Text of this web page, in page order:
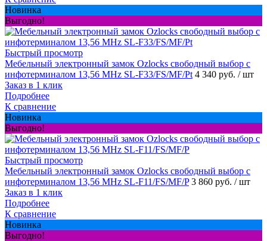
Новинка
Выгодно!
Быстрый просмотр
Мебельный электронный замок Ozlocks свободный выбор с
инфотерминалом 13,56 MHz SL-F33/FS/MF/Pt 4 340 руб. / шт
Заказ в 1 клик
Подробнее
К сравнение
Новинка
Выгодно!
Быстрый просмотр
Мебельный электронный замок Ozlocks свободный выбор с
инфотерминалом 13,56 MHz SL-F11/FS/MF/P 3 860 руб. / шт
Заказ в 1 клик
Подробнее
К сравнение
Новинка
Выгодно!